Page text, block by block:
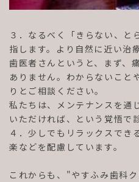
３．なるべく「きらない、と
指します。より自然に近い治
歯医者さんというと、まず、
ありません。わからないこと
りとご相談ください。
私たちは、メンテナンスを通
いただければ、という覚悟で
４．少しでもリラックスでき
楽などを配慮しています。
これからも、"やすふみ歯科